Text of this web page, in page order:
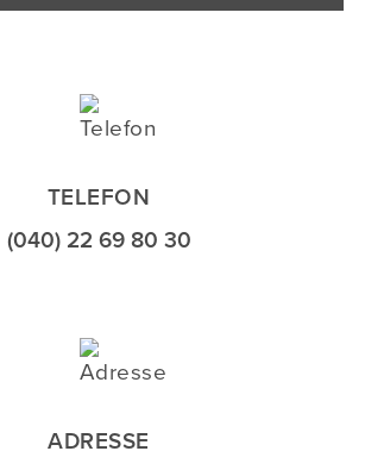
TELEFON
(040) 22 69 80 30
ADRESSE